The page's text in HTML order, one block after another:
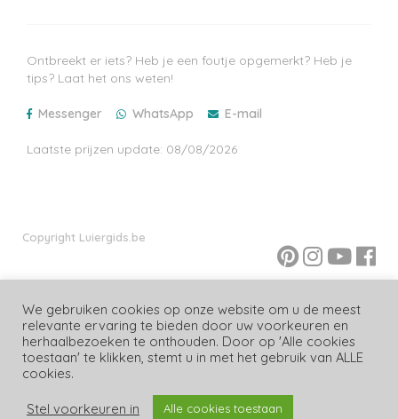
tips? Laat het ons weten!
We gebruiken cookies op onze website om u de meest
relevante ervaring te bieden door uw voorkeuren en
herhaalbezoeken te onthouden. Door op 'Alle cookies
toestaan' te klikken, stemt u in met het gebruik van ALLE
cookies.
Stel voorkeuren in Alle cookies toestaan